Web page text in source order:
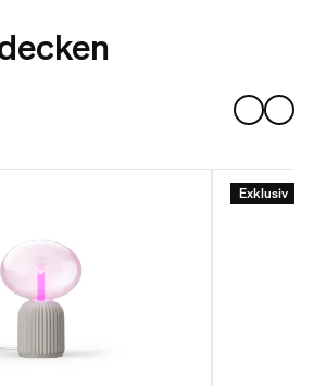
Exklusiv